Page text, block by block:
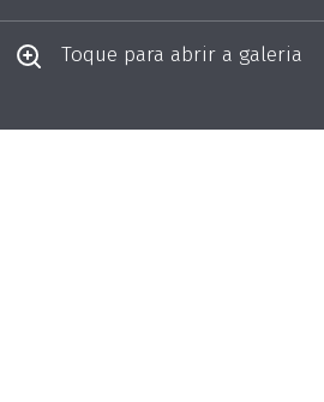
Toque para abrir a galeria